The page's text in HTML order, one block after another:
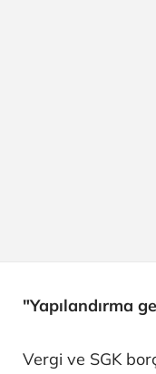
"Yapılandırma
Vergi ve SGK